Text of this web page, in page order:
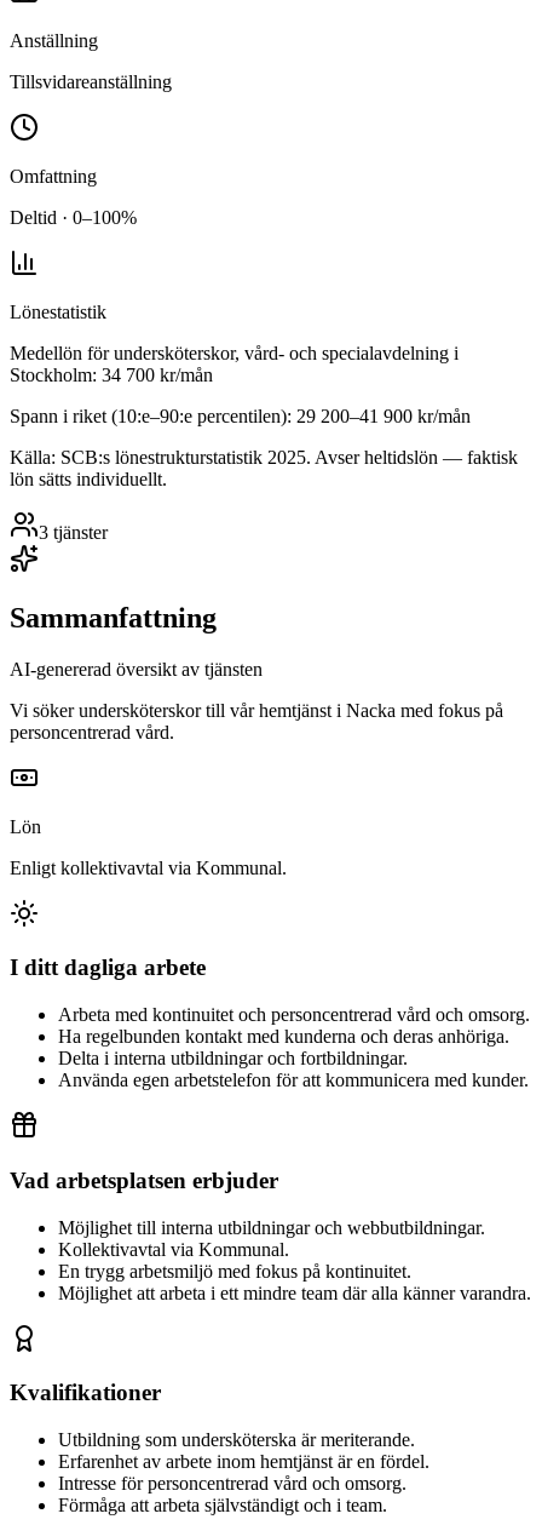
Anställning
Tillsvidareanställning
Omfattning
Deltid · 0–100%
Lönestatistik
Medellön förundersköterskor, vård- och specialavdelning i
Stockholm: 34 700 kr/mån
Spann i riket (10:e–90:e percentilen): 29 200–41 900 kr/mån
Källa: SCB:s lönestrukturstatistik 2025. Avser heltidslön — faktisk
lön sätts individuellt.
3 tjänster
Sammanfattning
AI-genererad översikt av tjänsten
Vi söker undersköterskor till vår hemtjänst i Nacka med fokus på
personcentrerad vård.
Lön
Enligt kollektivavtal via Kommunal.
I ditt dagliga arbete
Arbeta med kontinuitet och personcentrerad vård och omsorg.
Ha regelbunden kontakt med kunderna och deras anhöriga.
Delta i interna utbildningar och fortbildningar.
Använda egen arbetstelefon för att kommunicera med kunder.
Vad arbetsplatsen erbjuder
Möjlighet till interna utbildningar och webbutbildningar.
Kollektivavtal via Kommunal.
En trygg arbetsmiljö med fokus på kontinuitet.
Möjlighet att arbeta i ett mindre team där alla känner varandra.
Kvalifikationer
Utbildning som undersköterska är meriterande.
Erfarenhet av arbete inom hemtjänst är en fördel.
Intresse för personcentrerad vård och omsorg.
Förmåga att arbeta självständigt och i team.